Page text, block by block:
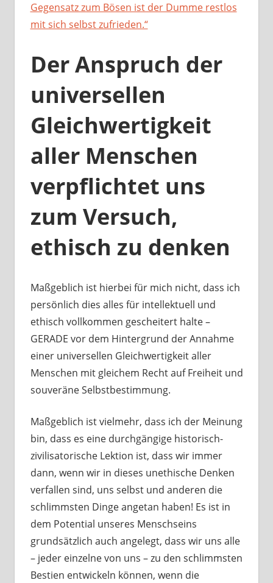
Gegensatz zum Bösen ist der Dumme restlos
mit sich selbst zufrieden.“
Der Anspruch der
universellen
Gleichwertigkeit
aller Menschen
verpflichtet uns
zum Versuch,
ethisch zu denken
Maßgeblich ist hierbei für mich nicht, dass ich
persönlich dies alles für intellektuell und
ethisch vollkommen gescheitert halte –
GERADE vor dem Hintergrund der Annahme
einer universellen Gleichwertigkeit aller
Menschen mit gleichem Recht auf Freiheit und
souveräne Selbstbestimmung.
Maßgeblich ist vielmehr, dass ich der Meinung
bin, dass es eine durchgängige historisch-
zivilisatorische Lektion ist, dass wir immer
dann, wenn wir in dieses unethische Denken
verfallen sind, uns selbst und anderen die
schlimmsten Dinge angetan haben! Es ist in
dem Potential unseres Menschseins
grundsätzlich auch angelegt, dass wir uns alle
– jeder einzelne von uns – zu den schlimmsten
Bestien entwickeln können, wenn die